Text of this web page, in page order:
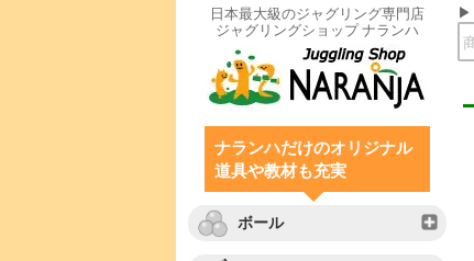
日本最大級のジャグリング専門店
ジャグリングショップ ナランハ
ナランハだけのオリジナル
道具や教材も充実
ボール